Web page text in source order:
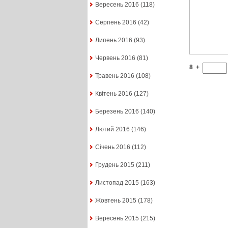
Вересень 2016 (118)
Серпень 2016 (42)
Липень 2016 (93)
Червень 2016 (81)
Травень 2016 (108)
Квітень 2016 (127)
Березень 2016 (140)
Лютий 2016 (146)
Січень 2016 (112)
Грудень 2015 (211)
Листопад 2015 (163)
Жовтень 2015 (178)
Вересень 2015 (215)
8 +